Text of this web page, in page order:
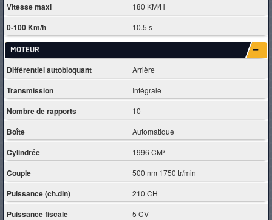
Vitesse maxi 180 KM/H
0-100 Km/h 10.5 s
MOTEUR
Différentiel autobloquant Arrière
Transmission Intégrale
Nombre de rapports 10
Boîte Automatique
Cylindrée 1996 CM³
Couple 500 nm 1750 tr/min
Puissance (ch.din) 210 CH
Puissance fiscale 5 CV